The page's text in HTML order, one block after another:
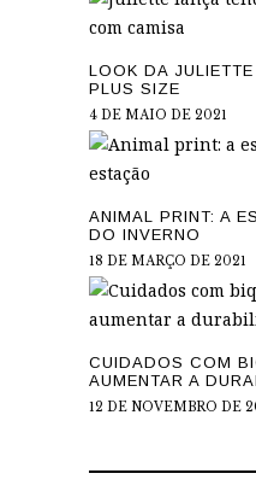
LOOK DA
PLUS SIZE
4 DE MAIO DE 2021
ANIMAL PRINT: A
DO INVERNO
18 DE MARÇO DE 2021
CUIDADOS COM
AUMENTAR A
12 DE NOVEMBRO DE